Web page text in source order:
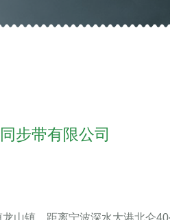
步带有限公司
山镇，距离宁波深水大港北仑